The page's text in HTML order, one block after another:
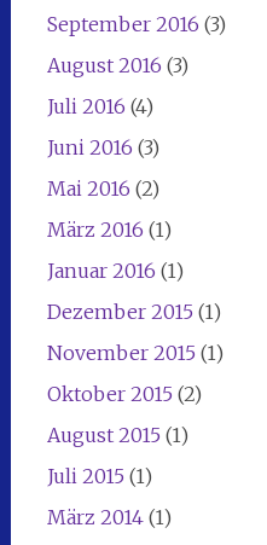
September 2016 (3)
August 2016 (3)
Juli 2016 (4)
Juni 2016 (3)
Mai 2016 (2)
März 2016 (1)
Januar 2016 (1)
Dezember 2015 (1)
November 2015 (1)
Oktober 2015 (2)
August 2015 (1)
Juli 2015 (1)
März 2014(1)